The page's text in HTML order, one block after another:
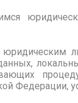
Федерации,